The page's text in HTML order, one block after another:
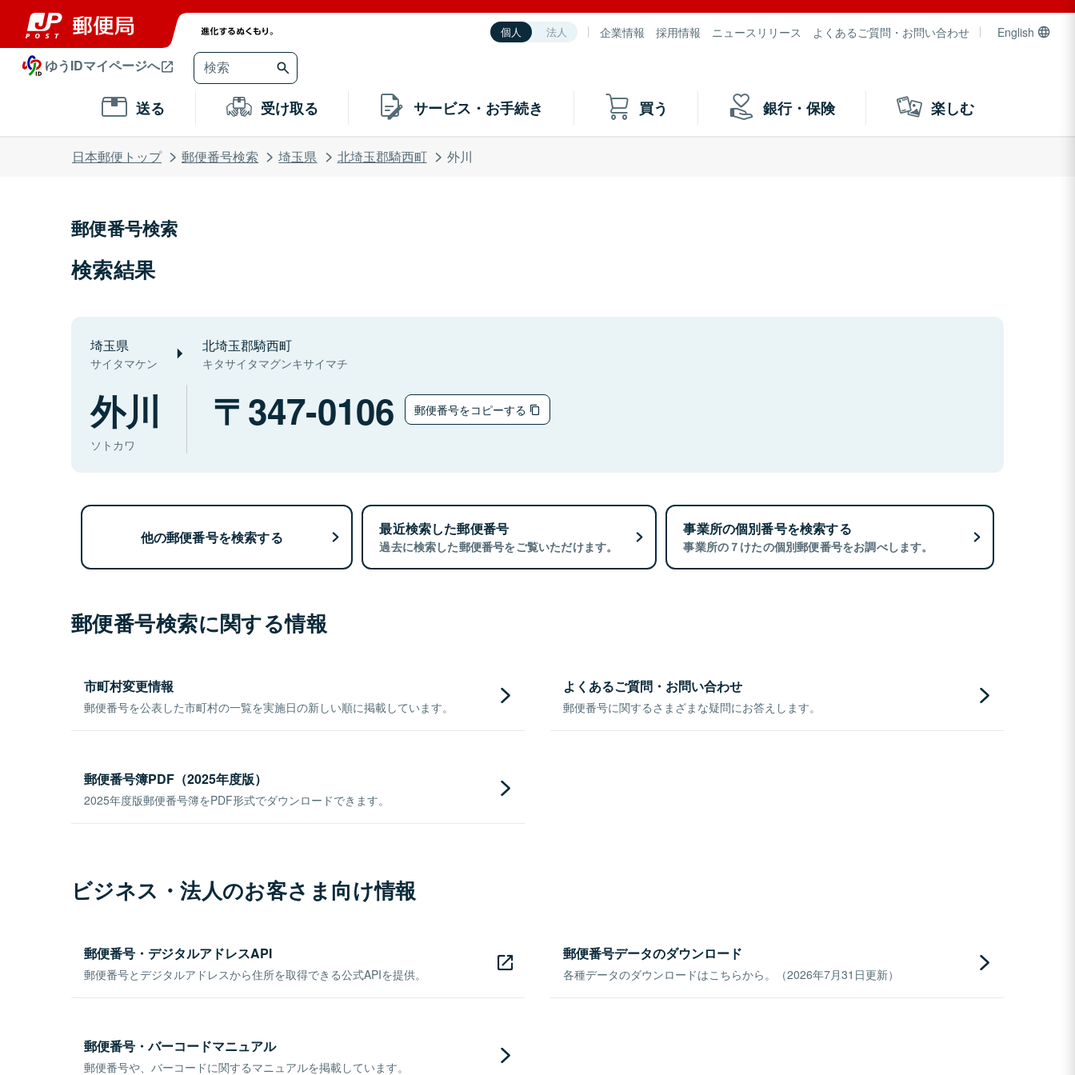
個人 法人 企業情報 採用情報 ニュースリリース よくあるご質問・お問い合わせ English
ゆうIDマイページへ
送る 受け取る サービス・お手続き 買う 銀行・保険 楽しむ
日本郵便トップ 郵便番号検索 埼玉県 北埼玉郡騎西町 外川
郵便番号検索
検索結果
埼玉県
サイタマケン
北埼玉郡騎西町
キタサイタマグンキサイマチ
外川
ソトカワ
347-0106 郵便番号をコピーする
他の郵便番号を検索する 最近検索した郵便番号
過去に検索した郵便番号をご覧いただけます。
事業所の個別番号を検索する
事業所の７けたの個別郵便番号をお調べします。
郵便番号検索に関する情報
市町村変更情報
郵便番号を公表した市町村の一覧を実施日の新しい順に掲載しています。
よくあるご質問・お問い合わせ
郵便番号に関するさまざまな疑問にお答えします。
郵便番号簿PDF（2025年度版）
2025年度版郵便番号簿をPDF形式でダウンロードできます。
ビジネス・法人のお客さま向け情報
郵便番号・デジタルアドレスAPI
郵便番号とデジタルアドレスから住所を取得できる公式APIを提供。
郵便番号データのダウンロード
各種データのダウンロードはこちらから。（2026年7月31日更新）
郵便番号・バーコードマニュアル
郵便番号や、バーコードに関するマニュアルを掲載しています。